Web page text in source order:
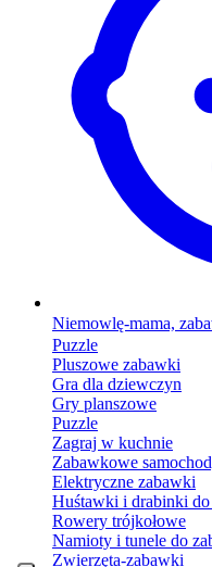
Niemowlę-mama,
Puzzle
Pluszowe zabawki
Gra dla dziewczyn
Gry planszowe
Puzzle
Zagraj w kuchnie
Zabawkowe
Elektryczne zabawki
Huśtawki i drabinki
Rowery trójkołowe
Namioty i tunele do
Zwierzęta-zabawki